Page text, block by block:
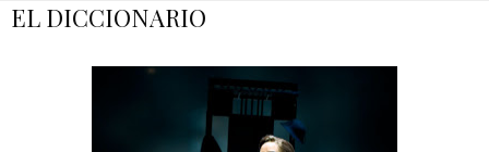
EL DICCIONARIO